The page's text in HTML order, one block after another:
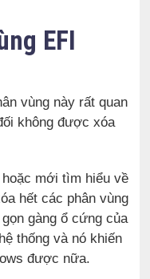
EFI
vùng này rất quan
không được xóa
mới tìm hiểu về
hết các phân vùng
gàng ổ cứng của
thống và nó khiến
được nữa.